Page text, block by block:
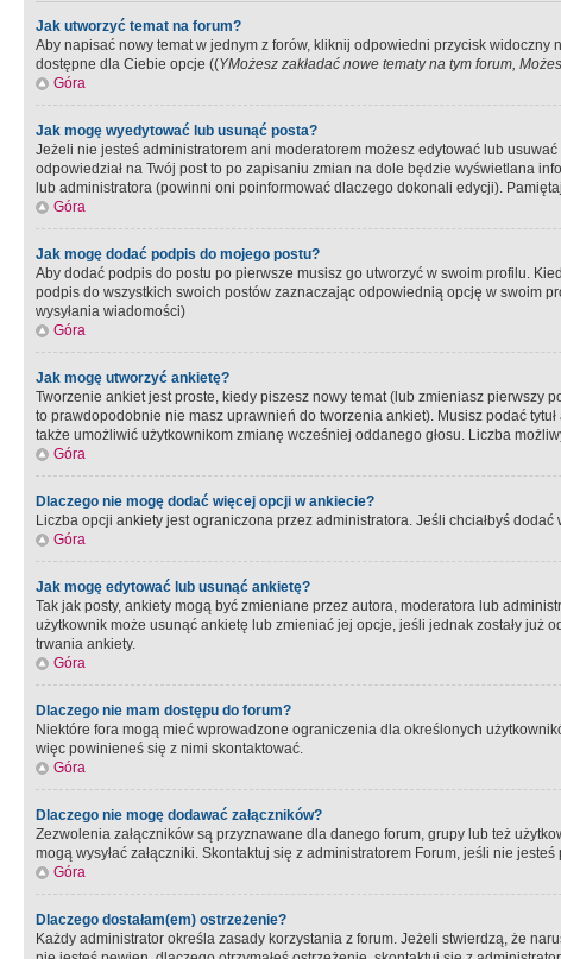
Jak utworzyć temat na forum?
Aby napisać nowy temat w jednym z forów, kliknij odpowiedni przycisk
dostępne dla Ciebie opcje ((YMożesz zakładać nowe tematy na tym forum,
Góra
Jak mogę wyedytować lub usunąć posta?
Jeżeli nie jesteś administratorem ani moderatorem możesz edytować lub
odpowiedział na Twój post to po zapisaniu zmian na dole będzie wyświetlana
lub administratora (powinni oni poinformować dlaczego dokonali edycji).
Góra
Jak mogę dodać podpis do mojego postu?
Aby dodać podpis do postu po pierwsze musisz go utworzyć w swoim profilu.
podpis do wszystkich swoich postów zaznaczając odpowiednią opcję w swoim
wysyłania wiadomości)
Góra
Jak mogę utworzyć ankietę?
Tworzenie ankiet jest proste, kiedy piszesz nowy temat (lub zmieniasz
to prawdopodobnie nie masz uprawnień do tworzenia ankiet). Musisz podać
także umożliwić użytkownikom zmianę wcześniej oddanego głosu. Liczba
Góra
Dlaczego nie mogę dodać więcej opcji w ankiecie?
Liczba opcji ankiety jest ograniczona przez administratora. Jeśli chciałbyś
Góra
Jak mogę edytować lub usunąć ankietę?
Tak jak posty, ankiety mogą być zmieniane przez autora, moderatora lub
użytkownik może usunąć ankietę lub zmieniać jej opcje, jeśli jednak zostały już
trwania ankiety.
Góra
Dlaczego nie mam dostępu do forum?
Niektóre fora mogą mieć wprowadzone ograniczenia dla określonych
więc powinieneś się z nimi skontaktować.
Góra
Dlaczego nie mogę dodawać załączników?
Zezwolenia załączników są przyznawane dla danego forum, grupy lub też
mogą wysyłać załączniki. Skontaktuj się z administratorem Forum, jeśli nie
Góra
Dlaczego dostałam(em) ostrzeżenie?
Każdy administrator określa zasady korzystania z forum. Jeżeli stwierdzą, że